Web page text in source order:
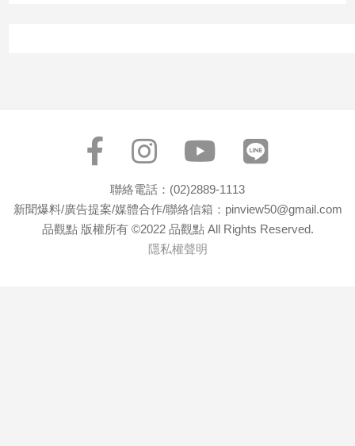
聯絡電話：(02)2889-1113
新聞爆料/廣告提案/媒體合作/聯絡信箱：pinview50@gmail.com
品觀點 版權所有 ©2022 品觀點 All Rights Reserved.
隱私權聲明